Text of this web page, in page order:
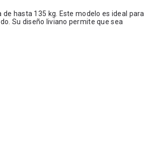
hasta 135 kg. Este modelo es ideal para
Su diseño liviano permite que sea